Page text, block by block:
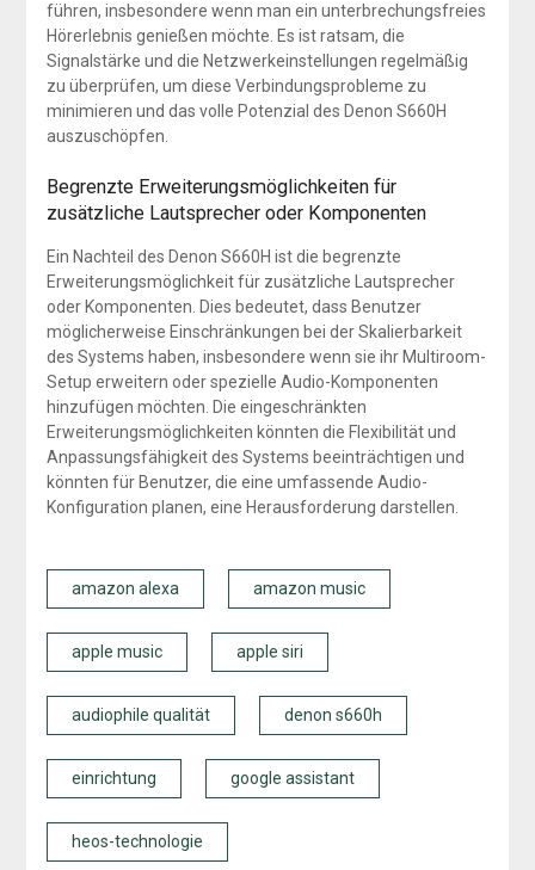
führen, insbesondere wenn man ein unterbrechungsfreies
Hörerlebnis genießen möchte. Es ist ratsam, die
Signalstärke und die Netzwerkeinstellungen regelmäßig
zu überprüfen, um diese Verbindungsprobleme zu
minimieren und das volle Potenzial des Denon S660H
auszuschöpfen.
Begrenzte Erweiterungsmöglichkeiten für
zusätzliche Lautsprecher oder Komponenten
Ein Nachteil des Denon S660H ist die begrenzte
Erweiterungsmöglichkeit für zusätzliche Lautsprecher
oder Komponenten. Dies bedeutet, dass Benutzer
möglicherweise Einschränkungen bei der Skalierbarkeit
des Systems haben, insbesondere wenn sie ihr Multiroom-
Setup erweitern oder spezielle Audio-Komponenten
hinzufügen möchten. Die eingeschränkten
Erweiterungsmöglichkeiten könnten die Flexibilität und
Anpassungsfähigkeit des Systems beeinträchtigen und
könnten für Benutzer, die eine umfassende Audio-
Konfiguration planen, eine Herausforderung darstellen.
amazon alexa amazon music
apple music apple siri
audiophile qualität denon s660h
einrichtung google assistant
heos-technologie